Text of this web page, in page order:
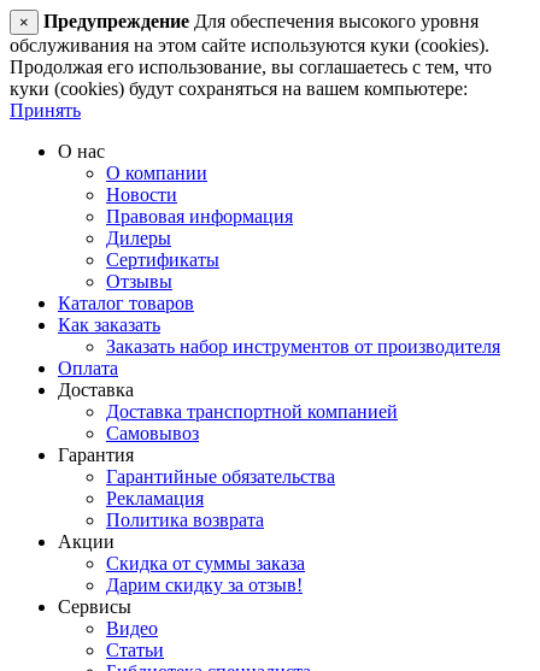
× Предупреждение Для обеспечения высокого уровня
обслуживания на этом сайте используются куки (cookies).
Продолжая его использование, вы соглашаетесь с тем, что
куки (cookies) будут сохраняться на вашем компьютере:
Принять
О нас
О компании
Новости
Правовая информация
Дилеры
Сертификаты
Отзывы
Каталог товаров
Как заказать
Заказать набор инструментов от производителя
Оплата
Доставка
Доставка транспортной компанией
Самовывоз
Гарантия
Гарантийные обязательства
Рекламация
Политика возврата
Акции
Скидка от суммы заказа
Дарим скидку за отзыв!
Сервисы
Видео
Статьи